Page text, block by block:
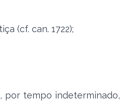
(cf. can. 1722);
por tempo indeterminado,